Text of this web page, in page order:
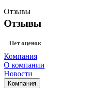
Отзывы
Отзывы
Нет оценок
Компания
О компании
Новости
Компания